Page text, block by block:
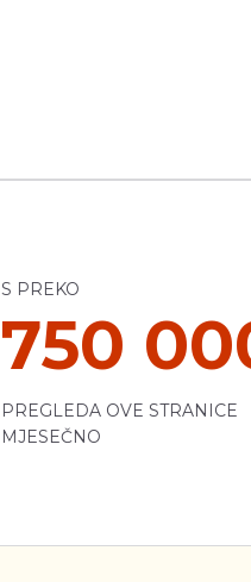
S PREKO
750
PREGLEDA OVE STRANICE
MJESEČNO